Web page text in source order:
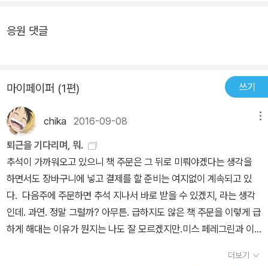
삭인다. 각자의 몫으로 남은 상처를 안고 가는 청소년들에게 “아직도
잘 모르겠다. 좋아하지 않아도 친구가 될 수 있는지.” 이 작품에서 주
을 살아갈 수 없다. 원하든 원하지 않든 가족 혹은 또래 친구 혹은 또
다른 누군가와 관계를 맺는 것은 피할 수 없는 일이다. 틈새 소년들의
만남은 우연처럼 시작되었지만, 그 짧은 만남이 그들의 인생에서 힘
들고 어려웠던 시기를 버티게 해주는 동력이 되었다. 청소년기는 그
러한 경험을 수도 없이 겪게 되는 시기다. 그러한 관계들이 늘 안전하
고 행복한 것만은 아니다. 때론 다른 사람의 말이나 행동에 상처를 입
기도 하고, 가장 가깝다고 믿었던 가족, 친구에게 실망하기도 한다. 하
지만 그런 경험들이 있기에 우리는 공감하는 법을 배우고, 더 성숙한
관계를 맺는 법을 배우게 된다. “우리는 모두 누군가의 가족이고 친구
이고 팀원일지라도 궁극적으로 혼자이므로 스스로에 대한 책임 또한
겨진 문제는 스스로 해결해야 하지만, 그것을 가능케 하는 것은 자신
문자나 사소한 선물, 미술학원 선생님이 보여준 관심에 마음이 출렁
권 안에 있지 않다. 적어도 이 작품에서 어른들과 청소년의 관계는 그
렇다. 어른도 삶이 힘들고 완전하지 않다는 문제의식에서 좀 더 나아
간 지점이 여기다. 이제 삶 앞에서는 어른과 청소년이 대등하며 이 작
품이 인식하고 보여주는 것도 그것이다. 어설픈 위로나 교훈이 없다
는 것, 적어도 이 작품 안에서 무와 도진, 기하, 윤, 해리는 이제 살아
도 되는, 괜찮은 삶을 시작하려는 입구에 막 들어섰다. 오로지 자기 힘
으로 겪어 냈다. 도움은 그저 혼자가 아니라는 것만 확인하면 되는 친
구 정도.해리를 데려 간 무가 엄마에게 밥이나 먹고 난 뒤 혼을 내라는
장면이 인상적인 것은 거기서 뭔가 생겨날 것 같은 기운 때문이다. 문
학은 끝에서 멈추는 것이 아니라 기어이 그 끝까지 가서 거기서 생겨
나는 뭔가를 찾아내는 과정이다. 가족을 찾아 헤매던 해리와 무가 엄
보이는 원탁에 같이 앉아 라면이나 떡볶이를 먹는 것이 전부입니다.
저도 틈새에 있는 분식점에 가서 라면이나 떡볶이를 먹으며 건너편
병원이 잘 보이는 원탁에 앉아 이 4명이 올 때까지 아니면 4명 중 한
명이라도 올 때까지 기다리고 싶어요. 그리고 기하, 윤, 도진, 김 무.
이 4명의 Boys가 내는 각기 다른 Voice에 귀를 기울고 듣고 싶어
요. 분식점 아주머니가 제게 따가운 눈총을 보낸다해도.
응원 댓글
마이페이퍼 (1편) 쓰기
chika 2016-09-08
퇴근을 기다리며, 뭐.
추석이 가까워오고 있으니 책 주문은 그 뒤로 미뤄야겠다는 생각을
하면서도 장바구니에 넣고 결제를 할 준비는 여지없이 계속되고 있
다. 다음주에 주문하면 추석 지나서 바로 받을 수 있겠지, 라는 생각
인데. 과연. 정말 그럴까? 아무튼. 급하지도 않은 책 주문을 이렇게 급
하게 해대는 이유가 뭔지는 나도 잘 모르겠지만.미스 페레그린과 이
더보기